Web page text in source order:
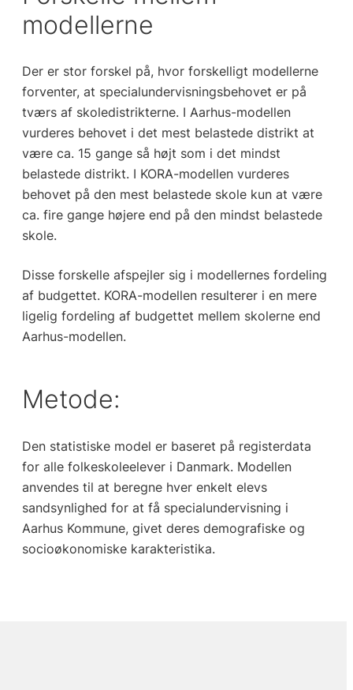
modellerne
Der er stor forskel på, hvor forskelligt modellerne
forventer, at specialundervisningsbehovet er på
tværs af skoledistrikterne. I Aarhus-modellen
vurderes behovet i det mest belastede distrikt at
være ca. 15 gange så højt som i det mindst
belastede distrikt. I KORA-modellen vurderes
behovet på den mest belastede skole kun at være
ca. fire gange højere end på den mindst belastede
skole.
Disse forskelle afspejler sig i modellernes fordeling
af budgettet. KORA-modellen resulterer i en mere
ligelig fordeling af budgettet mellem skolerne end
Aarhus-modellen.
Metode:
Den statistiske model er baseret på registerdata
for alle folkeskoleelever i Danmark. Modellen
anvendes til at beregne hver enkelt elevs
sandsynlighed for at få specialundervisning i
Aarhus Kommune, givet deres demografiske og
socioøkonomiske karakteristika.